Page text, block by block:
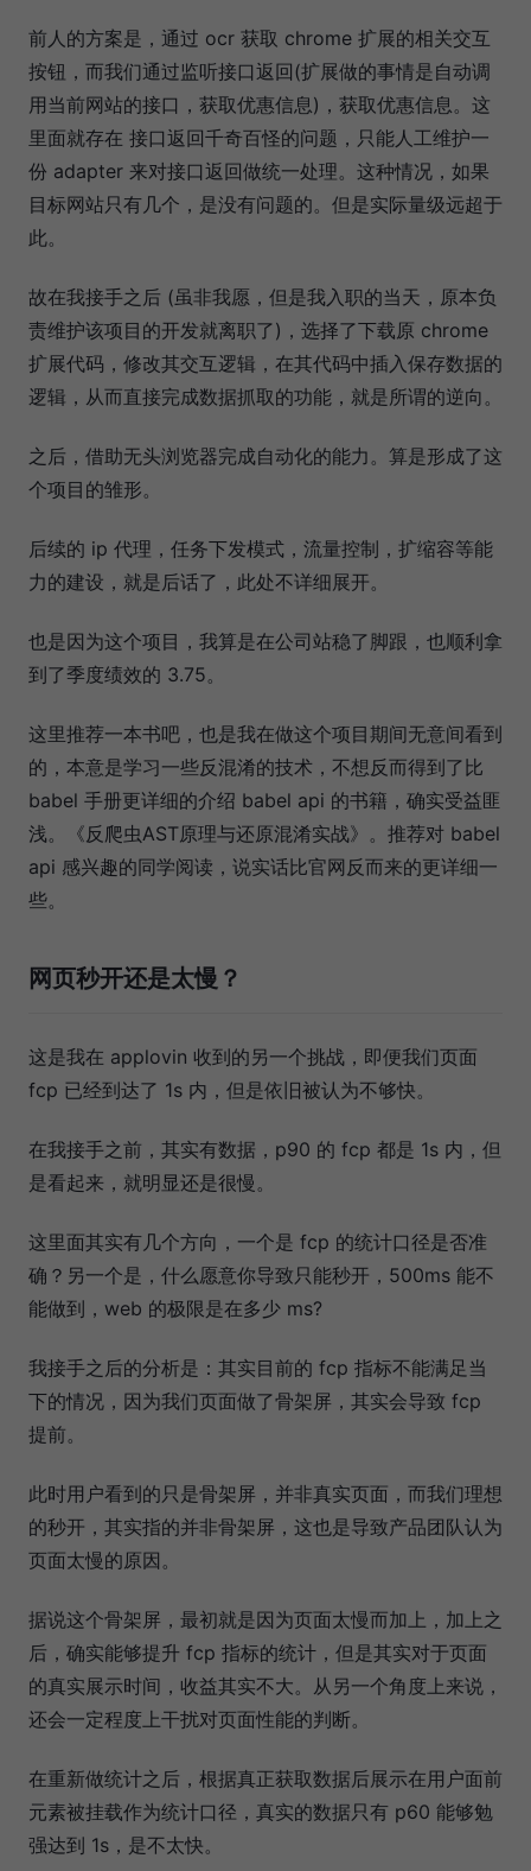
前人的方案是，通过 ocr 获取 chrome 扩展的相关交互
按钮，而我们通过监听接口返回(扩展做的事情是自动调
用当前网站的接口，获取优惠信息)，获取优惠信息。这
里面就存在 接口返回千奇百怪的问题，只能人工维护一
份 adapter 来对接口返回做统一处理。这种情况，如果
目标网站只有几个，是没有问题的。但是实际量级远超于
此。
故在我接手之后 (虽非我愿，但是我入职的当天，原本负
责维护该项目的开发就离职了)，选择了下载原 chrome
扩展代码，修改其交互逻辑，在其代码中插入保存数据的
逻辑，从而直接完成数据抓取的功能，就是所谓的逆向。
之后，借助无头浏览器完成自动化的能力。算是形成了这
个项目的雏形。
后续的 ip 代理，任务下发模式，流量控制，扩缩容等能
力的建设，就是后话了，此处不详细展开。
也是因为这个项目，我算是在公司站稳了脚跟，也顺利拿
到了季度绩效的 3.75。
这里推荐一本书吧，也是我在做这个项目期间无意间看到
的，本意是学习一些反混淆的技术，不想反而得到了比
babel 手册更详细的介绍 babel api 的书籍，确实受益匪
浅。《反爬虫AST原理与还原混淆实战》。推荐对 babel
api 感兴趣的同学阅读，说实话比官网反而来的更详细一
些。
网页秒开还是太慢？
这是我在 applovin 收到的另一个挑战，即便我们页面
fcp 已经到达了 1s 内，但是依旧被认为不够快。
在我接手之前，其实有数据，p90 的 fcp 都是 1s 内，但
是看起来，就明显还是很慢。
这里面其实有几个方向，一个是 fcp 的统计口径是否准
确？另一个是，什么愿意你导致只能秒开，500ms 能不
能做到，web 的极限是在多少 ms?
我接手之后的分析是：其实目前的 fcp 指标不能满足当
下的情况，因为我们页面做了骨架屏，其实会导致 fcp
提前。
此时用户看到的只是骨架屏，并非真实页面，而我们理想
的秒开，其实指的并非骨架屏，这也是导致产品团队认为
页面太慢的原因。
据说这个骨架屏，最初就是因为页面太慢而加上，加上之
后，确实能够提升 fcp 指标的统计，但是其实对于页面
的真实展示时间，收益其实不大。从另一个角度上来说，
还会一定程度上干扰对页面性能的判断。
在重新做统计之后，根据真正获取数据后展示在用户面前
元素被挂载作为统计口径，真实的数据只有 p60 能够勉
强达到 1s，是不太快。